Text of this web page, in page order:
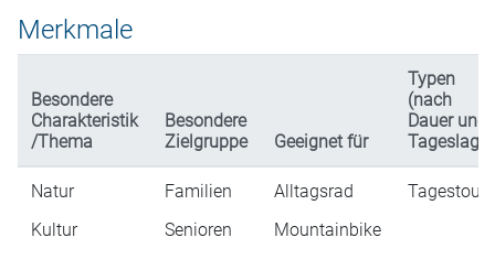
Merkmale
Besondere
Charakteristik
/Thema
Besondere
Zielgruppe
Geeignet für
Typen
(nach
Dauer und
Tageslage)
Natur
Kultur
Familien
Senioren
Alltagsrad
Mountainbike
Tagestour